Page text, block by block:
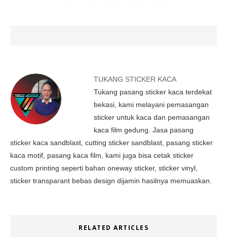
TUKANG STICKER KACA
Tukang pasang sticker kaca terdekat
bekasi, kami melayani pemasangan
sticker untuk kaca dan pemasangan
kaca film gedung. Jasa pasang
sticker kaca sandblast, cutting sticker sandblast, pasang sticker
kaca motif, pasang kaca film, kami juga bisa cetak sticker
custom printing seperti bahan oneway sticker, sticker vinyl,
sticker transparant bebas design dijamin hasilnya memuaskan.
RELATED ARTICLES